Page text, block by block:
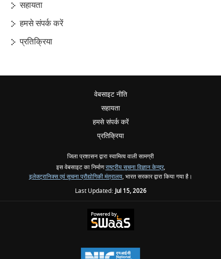
सहायता
हमसे संपर्क करें
प्रतिक्रिया
वेबसाइट नीति
सहायता
हमसे संपर्क करें
प्रतिक्रिया
जिला प्रशासन द्वारा स्वामित्व वाली सामग्री
इस वेबसाइट का निर्माणराष्ट्रीय सूचना विज्ञान केन्द्र,
इलेक्ट्रानिक्स एवं सूचना प्रौद्योगिकी मंत्रालय, भारत सरकार द्वारा किया गया है।
Last Updated:Jul 15, 2026